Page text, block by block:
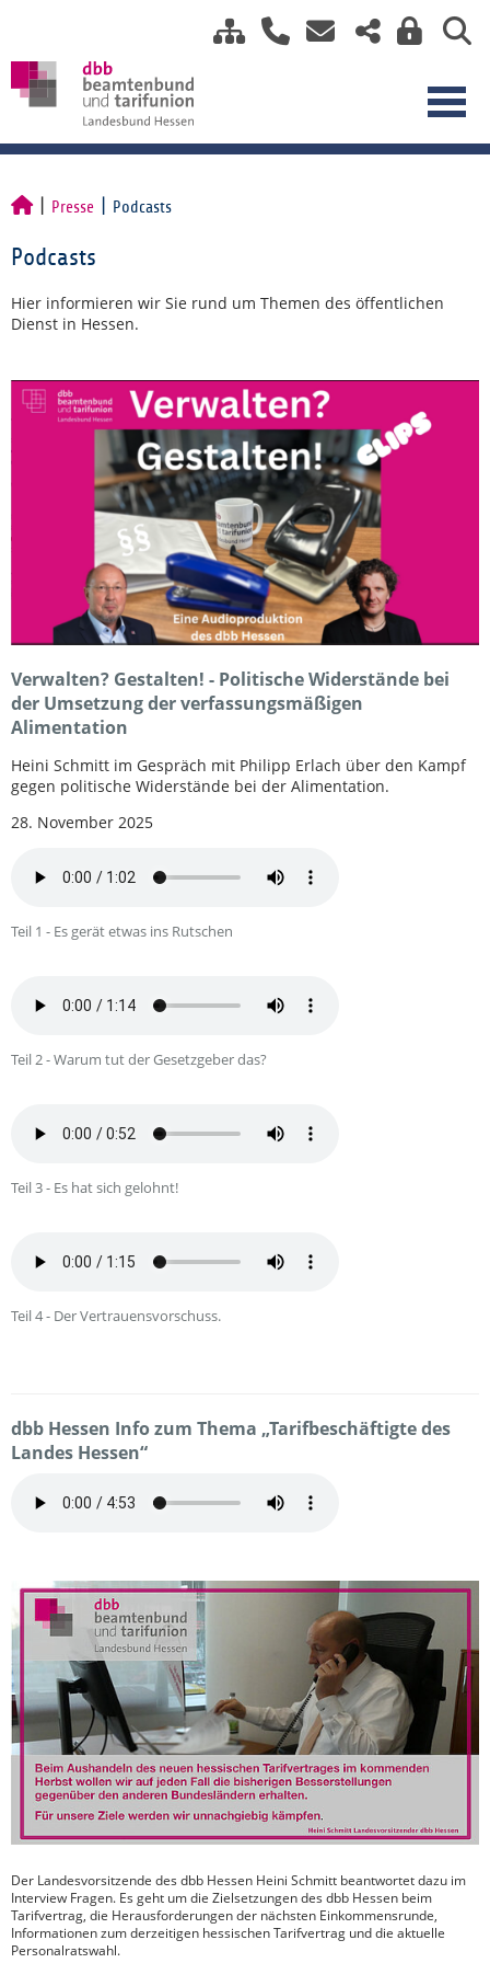
Presse Podcasts
Podcasts
Hier informieren wir Sie rund um Themen des öffentlichen
Dienst in Hessen.
Verwalten? Gestalten! - Politische Widerstände bei
der Umsetzung der verfassungsmäßigen
Alimentation
Heini Schmitt im Gespräch mit Philipp Erlach über den Kampf
gegen politische Widerstände bei der Alimentation.
28. November 2025
Teil 1 - Es gerät etwas ins Rutschen
Teil 2 - Warum tut der Gesetzgeber das?
Teil 3 - Es hat sich gelohnt!
Teil 4 - Der Vertrauensvorschuss.
dbb Hessen Info zum Thema „Tarifbeschäftigte des
Landes Hessen“
Der Landesvorsitzende des dbb Hessen Heini Schmitt beantwortet dazu im
Interview Fragen. Es geht um die Zielsetzungen des dbb Hessen beim
Tarifvertrag, die Herausforderungen der nächsten Einkommensrunde,
Informationen zum derzeitigen hessischen Tarifvertrag und die aktuelle
Personalratswahl.